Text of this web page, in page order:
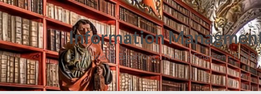
Zum
Inhalt
springen
Information
Gesundheit – Ernährung – Natur – Finanzen – IT &